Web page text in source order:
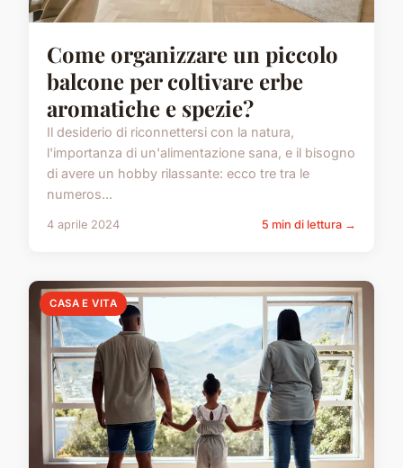
Come organizzare un piccolo
balcone per coltivare erbe
aromatiche e spezie?
Il desiderio di riconnettersi con la natura,
l'importanza di un'alimentazione sana, e il bisogno
di avere un hobby rilassante: ecco tre tra le
numeros...
4 aprile 2024 5 min di lettura →
CASA E VITA